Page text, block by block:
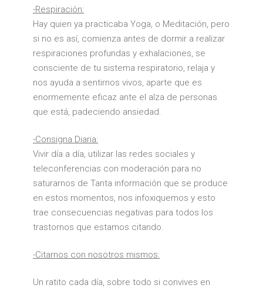
-Respiración:
Hay quien ya practicaba Yoga, o Meditación, pero
si no es así, comienza antes de dormir a realizar
respiraciones profundas y exhalaciones, se
consciente de tu sistema respiratorio, relaja y
nos ayuda a sentirnos vivos, aparte que es
enormemente eficaz ante el alza de personas
que está, padeciendo ansiedad.
-Consigna Diaria:
Vivir día a día, utilizar las redes sociales y
teleconferencias con moderación para no
saturarnos de Tanta información que se produce
en estos momentos, nos infoxiquemos y esto
trae consecuencias negativas para todos los
trastornos que estamos citando.
-Citarnos con nosotros mismos:
Un ratito cada día, sobre todo si convives en